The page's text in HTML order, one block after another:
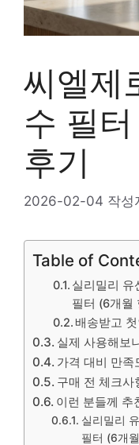
씨엘제
수 필
후기
2026-02-04 작성
Table of
실리밀리 유
필터 (6개월
배송받고
실제 사용해보
가격 대비 만족
구매 전 체크사
이런 분들께 추
실리밀리
필터 (6개